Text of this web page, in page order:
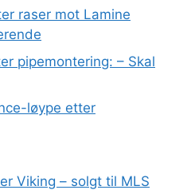
raser mot Lamine
pipemontering: – Skal
løype etter
Viking – solgt til MLS